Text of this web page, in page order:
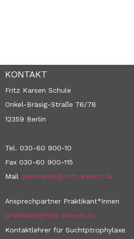
KONTAKT
Fritz Karsen Schule
Onkel-Bräsig-Straße 76/78
12359 Berlin
Tel. 030-60 900-10
Fax 030-60 900-115
Mail sekretariat@fritz-karsen.de
Ansprechpartner Praktikant*innen
praktikum@fritz-karsen.de
Kontaktlehrer für Suchtptrophylaxe